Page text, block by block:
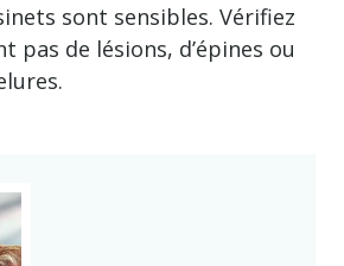
sont sensibles. Vérifiez
pas de lésions, d’épines ou